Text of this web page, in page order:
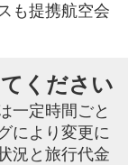
も提携航空会
ください
一定時間ごと
により変更に
況と旅行代金